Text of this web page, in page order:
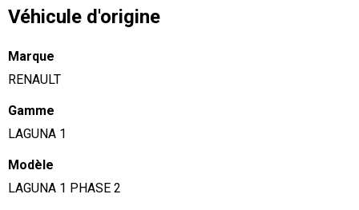
Véhicule d'origine
Marque
RENAULT
Gamme
LAGUNA 1
Modèle
LAGUNA 1 PHASE 2